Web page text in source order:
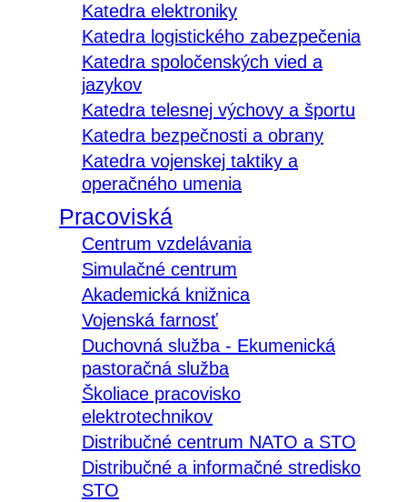
Katedra elektroniky
Katedra logistického zabezpečenia
Katedra spoločenských vied a
jazykov
Katedra telesnej výchovy a športu
Katedra bezpečnosti a obrany
Katedra vojenskej taktiky a
operačného umenia
Pracoviská
Centrum vzdelávania
Simulačné centrum
Akademická knižnica
Vojenská farnosť
Duchovná služba - Ekumenická
pastoračná služba
Školiace pracovisko
elektrotechnikov
Distribučné centrum NATO a STO
Distribučné a informačné stredisko
STO